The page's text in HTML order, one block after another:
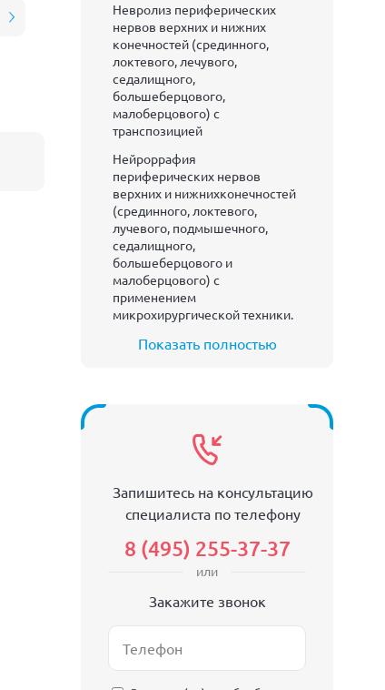
Невролиз периферических
нервов верхних и нижних
конечностей (срединного,
локтевого, лечувого,
седалищного,
большеберцового,
малоберцового) с
транспозицией
Нейроррафия
периферических нервов
верхних и нижнихконечностей
(срединного, локтевого,
лучевого, подмышечного,
седалищного,
большеберцового и
малоберцового) с
применением
микрохирургической техники.
Показать полностью
Запишитесь на консультацию
специалиста по телефону
8 (495) 255-37-37
или
Закажите звонок